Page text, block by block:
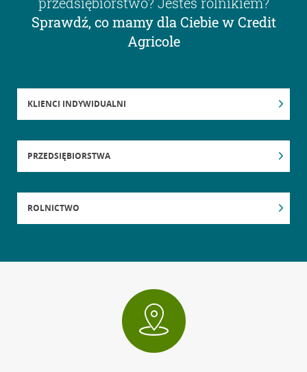
Sprawdź, co mamy dla Ciebie w Credit
Agricole
KLIENCI INDYWIDUALNI
PRZEDSIĘBIORSTWA
ROLNICTWO